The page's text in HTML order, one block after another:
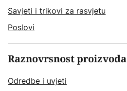
Savjeti i trikovi za rasvjetu
Poslovi
Raznovrsnost proizvoda
Odredbe i uvjeti